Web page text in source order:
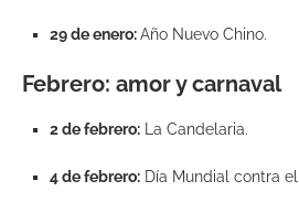
29 de enero:Año Nuevo Chino.
Febrero: amor y carnaval
2 de febrero: La Candelaria.
4 de febrero: Día Mundial contra